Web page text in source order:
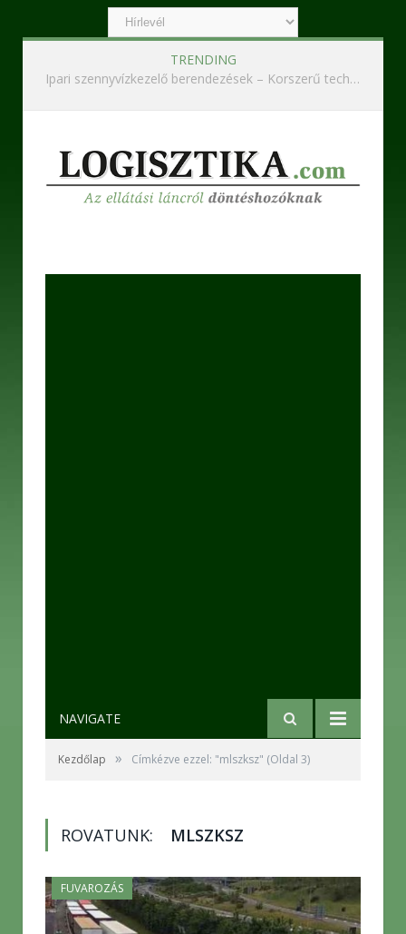
TRENDING
Ipari szennyvízkezelő berendezések – Korszerű technológiák a hatékony és fenntartható működésért
NAVIGATE
Kezdőlap » Címkézve ezzel: "mlszksz" (Oldal 3)
ROVATUNK: MLSZKSZ
FUVAROZÁS